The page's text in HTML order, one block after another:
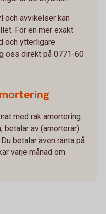
och avvikelser kan
För en mer exakt
och ytterligare
oss direkt på 0771-60
med rak amortering.
betalar av (amorterar)
betalar även ränta på
varje månad om